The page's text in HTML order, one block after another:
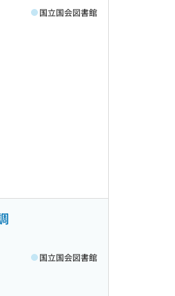
国立国会図書館
国立国会図書館